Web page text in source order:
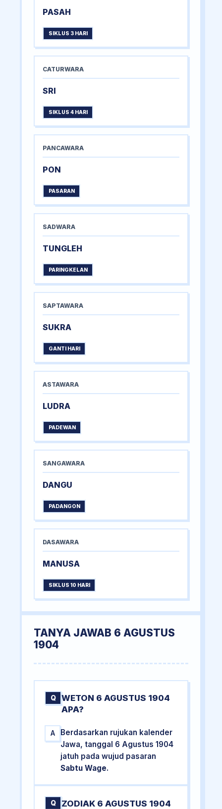
PASAH
SIKLUS 3 HARI
CATURWARA
SRI
SIKLUS 4 HARI
PANCAWARA
PON
PASARAN
SADWARA
TUNGLEH
PARINGKELAN
SAPTAWARA
SUKRA
GANTI HARI
ASTAWARA
LUDRA
PADEWAN
SANGAWARA
DANGU
PADANGON
DASAWARA
MANUSA
SIKLUS 10 HARI
TANYA JAWAB 6 AGUSTUS
1904
Q
WETON 6 AGUSTUS 1904
APA?
A
Berdasarkan rujukan kalender
Jawa, tanggal 6 Agustus 1904
jatuh pada wujud pasaran
Sabtu Wage.
Q
ZODIAK 6 AGUSTUS 1904